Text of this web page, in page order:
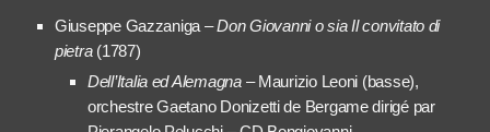
Giuseppe Gazzaniga –Don Giovanni o sia Il convitato di
pietra(1787)
Dell’Italia ed Alemagna– Maurizio Leoni (basse),
orchestre Gaetano Donizetti de Bergame dirigé par